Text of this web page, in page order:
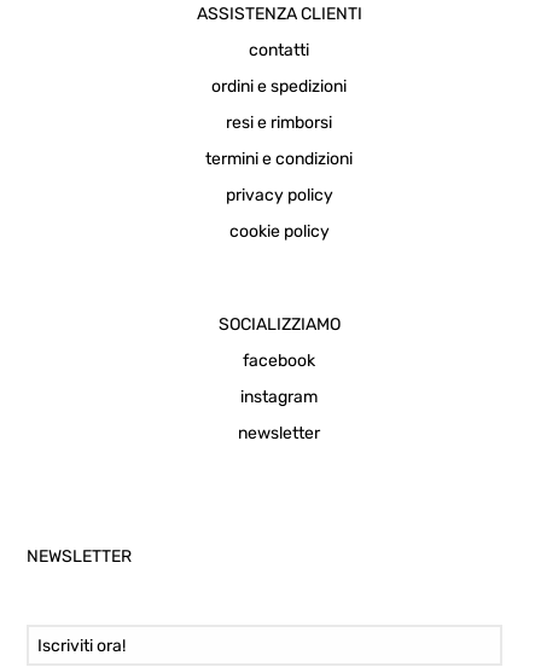
ASSISTENZA CLIENTI
contatti
ordini e spedizioni
resi e rimborsi
termini e condizioni
privacy policy
cookie policy
SOCIALIZZIAMO
facebook
instagram
newsletter
NEWSLETTER